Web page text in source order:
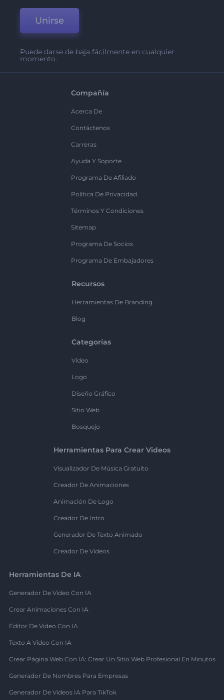
Unirse
Puede darse de baja fácilmente en cualquier
momento.
Compañía
Acerca De
Contáctenos
Carreras
Ayuda Y Soporte
Programa De Afiliado
Política De Privacidad
Términos Y Condiciones
Sitemap
Programa De Socios
Programa De Embajadores
Recursos
Herramientas De Branding
Blog
Categorías
Vídeo
Logo
Diseño Gráfico
Sitio Web
Bosquejo
Herramientas Para Crear Videos
Visualizador De Música Gratuito
Creador De Animaciones
Animación De Logo
Creador De Intro
Generador De Texto Animado
Creador De Videos
Herramientas De IA
Generador De Video Con IA
Crear Animaciones Con IA
Editor De Video Con IA
Texto A Video Con IA
Crear Página Web Con IA: Crear Un Sitio Web Profesional En Minutos
Generador De Nombres Para Empresas
Generador De Videos IA Para TikTok